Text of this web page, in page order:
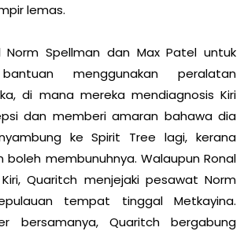
lemas.
Norm Spellman dan Max Patel untuk
menggunakan peralatan
di mana mereka mendiagnosis Kiri
dan memberi amaran bahawa dia
ke Spirit Tree lagi, kerana
boleh membunuhnya. Walaupun Ronal
Quaritch menjejaki pesawat Norm
tempat tinggal Metkayina.
bersamanya, Quaritch bergabung